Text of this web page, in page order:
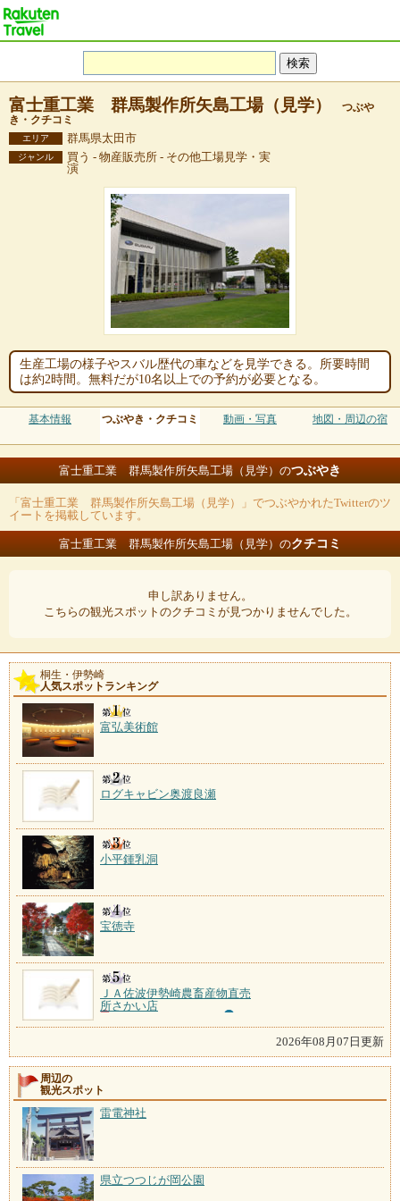
富士重工業 群馬製作所矢島工場（見学）
つぶや
き・クチコミ
エリア 群馬県太田市
ジャンル
買う - 物産販売所 - その他工場見学・実
演
生産工場の様子やスバル歴代の車などを見学できる。所要時間
は約2時間。無料だが10名以上での予約が必要となる。
基本情報 つぶやき・クチコミ 動画・写真 地図・周辺の宿
富士重工業 群馬製作所矢島工場（見学）のつぶやき
「富士重工業 群馬製作所矢島工場（見学）」でつぶやかれたTwitterのツ
イートを掲載しています。
富士重工業 群馬製作所矢島工場（見学）のクチコミ
申し訳ありません。
こちらの観光スポットのクチコミが見つかりませんでした。
桐生・伊勢崎
人気スポットランキング
富弘美術館
ログキャビン奥渡良瀬
小平鍾乳洞
宝徳寺
ＪＡ佐波伊勢崎農畜産物直売
所さかい店
2026年08月07日更新
周辺の
観光スポット
雷電神社
県立つつじが岡公園